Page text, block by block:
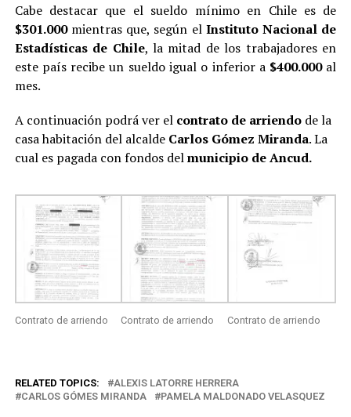
Cabe destacar que el sueldo mínimo en Chile es de
$301.000mientras que, según el Instituto Nacional de
Estadísticas de Chile, la mitad de los trabajadores en
este país recibe un sueldo igual o inferior a $400.000al
mes.
A continuación podrá ver el contrato de arriendode la
casa habitación del alcalde Carlos Gómez Miranda. La
cual es pagada con fondos delmunicipio de Ancud.
Contrato de arriendo Contrato de arriendo Contrato de arriendo
RELATED TOPICS:
ALEXIS LATORRE HERRERA
CARLOS GÓMES MIRANDA
PAMELA MALDONADO VELASQUEZ